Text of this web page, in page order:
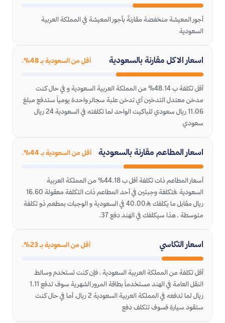
أجور المعيشة منخفضة مقارنةً بأجور المعيشة في المملكة العربية
السعودية
اسعار الاكل مقارنة بالسعودية أقل من السعودية بـ 48%.
أقل تكلفة ب 48.14% من المملكة العربية السعودية و في حال كنت
مدخن معتدل التدخين أي تدخن علبة سجائر واحدة يومياً ستدفع مبلغ
11.06 ريال سعودي للباكيت الواحد لما تكلفته في السعودية 24 ريال
سعودي
اسعار المطاعم مقارنة بالسعودية أقل من السعودية بـ 44%.
أسعار المطاعم ذات تكلفة أقل ب 44.18% من المملكة العربية
السعودية ،فتكلفة وجبتين في أحد المطاعم ذات التكلفة معقولة 16.60
ريال مقابل ما يكلفك ﷼40.00 في السعودية و الوجبات بمطعم ذو تكلفة
متوسطة ، هذا سيكلفك في الهند دفع 37.
اسعار التكاسي أقل من السعودية بـ 23%.
أقل تكلفة من المملكة العربية السعودية ، فإن كنت تستخدم وسائط
النقل العامة في الهند مستخدماً بطاقة المرور الشهرية سوف تدفع 1.11
ريال لما تدفعه في المملكة العربية السعودية 2 ريال، أما في حال كنت
ستقود سيارة فسوف تتكلف دفع